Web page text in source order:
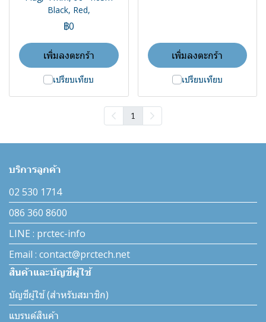
Black, Red,
฿0
เพิ่มลงตะกร้า
เปรียบเทียบ
เพิ่มลงตะกร้า
เปรียบเทียบ
1
บริการลูกค้า
02 530 1714
086 360 8600
LINE : prctec-info
Email : contact@prctech.net
สินค้าและบัญชีผู้ใช้
บัญชีผู้ใช้ (สำหรับสมาชิก)
แบรนด์สินค้า